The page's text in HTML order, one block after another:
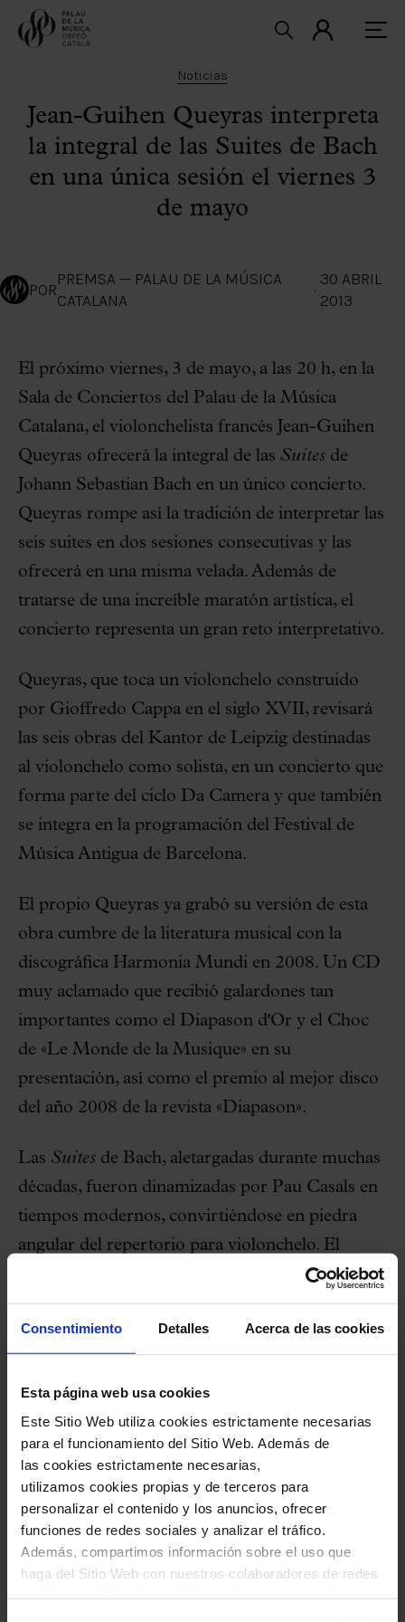
Consentimiento Detalles Acerca de las cookies
Esta página web usa cookies
Este Sitio Web utiliza cookies estrictamente necesarias
para el funcionamiento del Sitio Web. Además de
las cookies estrictamente necesarias,
utilizamos cookies propias y de terceros para
personalizar el contenido y los anuncios, ofrecer
funciones de redes sociales y analizar el tráfico.
Además, compartimos información sobre el uso que
haga del Sitio Web con nuestros colaboradores de redes
Noticias
Jean-Guihen Queyras interpreta
la integral de las Suites de Bach
en una única sesión el viernes 3
de mayo
POR
PREMSA — PALAU DE LA MÚSICA
CATALANA
·
30 ABRIL
2013
El próximo viernes, 3 de mayo, a las 20 h, en la
Sala de Conciertos del Palau de la Música
Catalana, el violonchelista francés Jean-Guihen
Queyras ofrecerá la integral de las Suites de
Johann Sebastian Bach en un único concierto.
Queyras rompe así la tradición de interpretar las
seis suites en dos sesiones consecutivas y las
ofrecerá en una misma velada. Además de
tratarse de una increíble maratón artística, el
concierto representa un gran reto interpretativo.
Queyras, que toca un violonchelo construido
por Gioffredo Cappa en el siglo XVII, revisará
las seis obras del Kantor de Leipzig destinadas
al violonchelo como solista, en un concierto que
forma parte del ciclo Da Camera y que también
se integra en la programación del Festival de
Música Antigua de Barcelona.
El propio Queyras ya grabó su versión de esta
obra cumbre de la literatura musical con la
discográfica Harmonia Mundi en 2008. Un CD
muy aclamado que recibió galardones tan
importantes como el Diapason d'Or y el Choc
de «Le Monde de la Musique» en su
presentación, así como el premio al mejor disco
del año 2008 de la revista «Diapason».
Las Suites de Bach, aletargadas durante muchas
décadas, fueron dinamizadas por Pau Casals en
tiempos modernos, convirtiéndose en piedra
angular del repertorio para violonchelo. El
universo bachiano, muy visitado por Queyras, le
ha permitido hacerse un espacio y revelarse
como un músico y pensador, aportando
melodías sublimes.
Ficheros adjuntos